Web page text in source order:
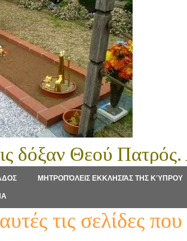
δόξαν Θεού Πατρός.
ΜΗΤΡΟΠΌΛΕΙΣ ΕΚΚΛΗΣΙΆΣ ΤΗΣ ΚΎΠΡΟΥ
τις σελίδες που